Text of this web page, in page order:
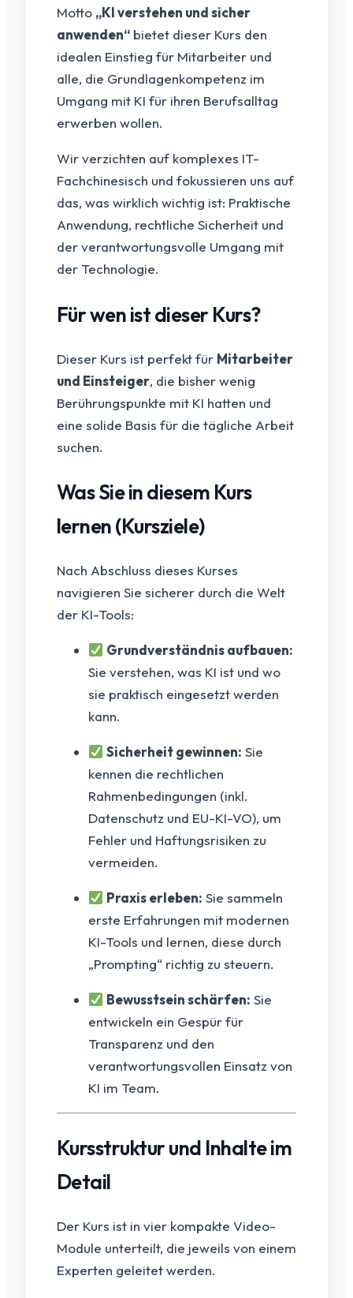
Motto „KI verstehen und sicher
anwenden“ bietet dieser Kurs den
idealen Einstieg für Mitarbeiter und
alle, die Grundlagenkompetenz im
Umgang mit KI für ihren Berufsalltag
erwerben wollen.
Wir verzichten auf komplexes IT-
Fachchinesisch und fokussieren uns auf
das, was wirklich wichtig ist: Praktische
Anwendung, rechtliche Sicherheit und
der verantwortungsvolle Umgang mit
der Technologie.
Für wen ist dieser Kurs?
Dieser Kurs ist perfekt für Mitarbeiter
und Einsteiger, die bisher wenig
Berührungspunkte mit KI hatten und
eine solide Basis für die tägliche Arbeit
suchen.
Was Sie in diesem Kurs
lernen (Kursziele)
Nach Abschluss dieses Kurses
navigieren Sie sicherer durch die Welt
der KI-Tools:
Grundverständnis aufbauen:
Sie verstehen, was KI ist und wo
sie praktisch eingesetzt werden
kann.
Sicherheit gewinnen: Sie
kennen die rechtlichen
Rahmenbedingungen (inkl.
Datenschutz und EU-KI-VO), um
Fehler und Haftungsrisiken zu
vermeiden.
Praxis erleben: Sie sammeln
erste Erfahrungen mit modernen
KI-Tools und lernen, diese durch
„Prompting“ richtig zu steuern.
Bewusstsein schärfen: Sie
entwickeln ein Gespür für
Transparenz und den
verantwortungsvollen Einsatz von
KI im Team.
Kursstruktur und Inhalte im
Detail
Der Kurs ist in vier kompakte Video-
Module unterteilt, die jeweils von einem
Experten geleitet werden.